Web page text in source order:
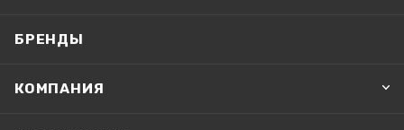
БРЕНДЫ
КОМПАНИЯ